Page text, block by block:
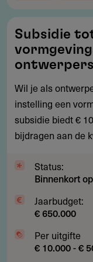
tot
€
50.000
voor
en
ontwerpers
Subsidie
ontwerpers
Wil je als
instelling een
subsidie biedt €
bijdragen aan de
Status:
Binnenkort
Jaarbudget:
€ 650.000
Per uitgifte
€ 10.000 - €